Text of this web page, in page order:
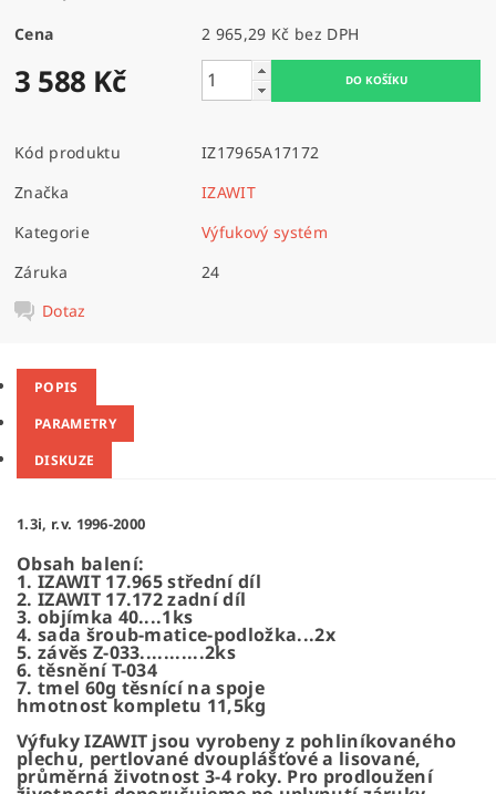
Cena 2 965,29 Kč bez DPH
3 588 Kč
Kód produktu
IZ17965A17172
Značka
IZAWIT
Kategorie
Výfukový systém
Záruka
24
Dotaz
POPIS
PARAMETRY
DISKUZE
1.3i, r.v. 1996-2000
Obsah balení:
1. IZAWIT 17.965 střední díl
2. IZAWIT 17.172 zadní díl
3. objímka 40....1ks
4. sada šroub-matice-podložka...2x
5. závěs Z-033...........2ks
6. těsnění T-034
7. tmel 60g těsnící na spoje
hmotnost kompletu 11,5kg
Výfuky IZAWIT jsou vyrobeny z pohliníkovaného
plechu, pertlované dvouplášťové a lisované,
průměrná životnost 3-4 roky. Pro prodloužení